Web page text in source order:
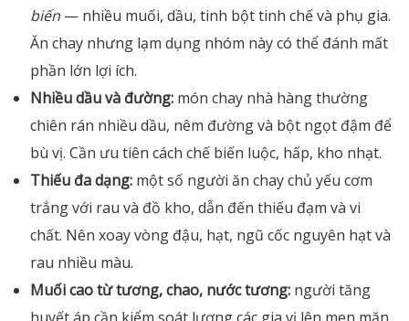
biến — nhiều muối, dầu, tinh bột tinh chế và phụ gia.
Ăn chay nhưng lạm dụng nhóm này có thể đánh mất
phần lớn lợi ích.
Nhiều dầu và đường: món chay nhà hàng thường
chiên rán nhiều dầu, nêm đường và bột ngọt đậm để
bù vị. Cần ưu tiên cách chế biến luộc, hấp, kho nhạt.
Thiếu đa dạng: một số người ăn chay chủ yếu cơm
trắng với rau và đồ kho, dẫn đến thiếu đạm và vi
chất. Nên xoay vòng đậu, hạt, ngũ cốc nguyên hạt và
rau nhiều màu.
Muối cao từ tương, chao, nước tương: người tăng